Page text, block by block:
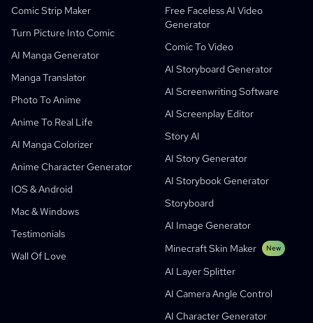
Comic Strip Maker
Turn Picture Into Comic
AI Manga Generator
Manga Translator
Photo To Anime
Anime To Real Life
AI Manga Colorizer
Anime Character Generator
IOS & Android
Mac & Windows
Testimonials
Wall Of Love
Free Faceless AI Video
Generator
Comic To Video
AI Storyboard Generator
AI Screenwriting Software
AI Screenplay Editor
Story AI
AI Story Generator
AI Storybook Generator
Storyboard
AI Image Generator
Minecraft Skin Maker
New
AI Layer Splitter
AI Camera Angle Control
AI Character Generator
AI Manga Studio
Free AI Motion Designer
Video To Comic
Voice Story Generator
AI Cartoon Generator
Turn Picture Into Comic
Turn Picture Into Cartoon
AI Webtoon Generator
AI Manhwa Generator
AI Manga Generator
Social Media Comics
Bible Comic Maker
Education
Enterprise
Startups
Sequential Art
Black Forest Labs
Replicate
ElevenLabs
PuppyAgent
Product Marketing
Graph Comics For Dynamic Graphs
Enterprise
AI Tools For Teachers And Students
AI Video Generator
Children's Storybook Maker
AI Storybook Generator
AI Educational Comics
Generative Workflows
Webtoons